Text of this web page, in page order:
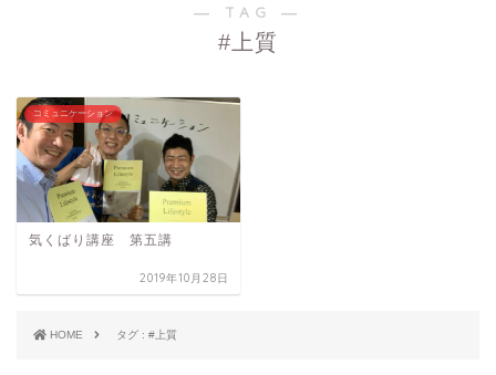
― TAG ―
#上質
コミュニケーション
気くばり講座 第五講
2019年10月28日
HOME タグ : #上質